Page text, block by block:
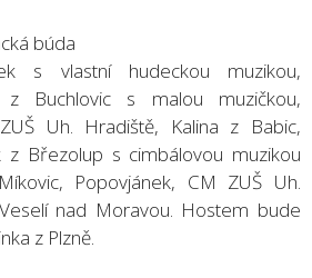
búda
s vlastní hudeckou muzikou,
z Buchlovic s malou muzičkou,
Uh. Hradiště, Kalina z Babic,
z Březolup s cimbálovou muzikou
Popovjánek, CM ZUŠ Uh.
nad Moravou. Hostem bude
z Plzně.